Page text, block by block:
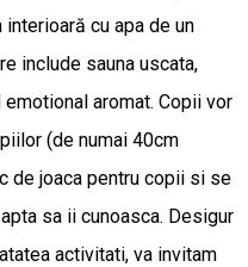
cu apa de un
include sauna uscata,
aromat. Copii vor
(de numai 40cm
de joaca pentru copii si se
sa ii cunoasca. Desigur
activitati, va invitam